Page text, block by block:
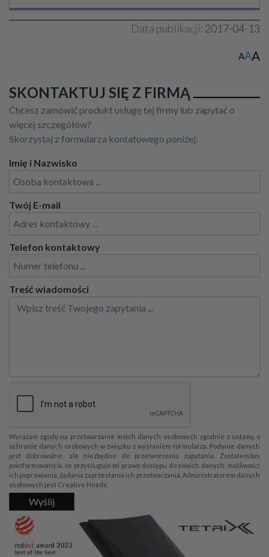
Data publikacji: 2017-04-13
AAA
SKONTAKTUJ SIĘ Z FIRMĄ
Chcesz zamówić produkt usługę tej firmy lub zapytać o
więcej szczegółów?
Skorzystaj z formularza kontatowego poniżej:
Imię i Nazwisko
Twój E-mail
Telefon kontaktowy
Treść wiadomości
Wyrażam zgodę na przetwarzanie moich danych osobowych zgodnie z ustawą o
ochronie danych osobowych w związku z wysłaniem formularza. Podanie danych
jest dobrowolne, ale niezbędne do przetworzenia zapytania. Zostałem/am
poinformowany/a, że przysługuje mi prawo dostępu do swoich danych, możliwości
ich poprawiania, żądania zaprzestania ich przetwarzania. Administratorem danych
osobowych jest Creative Heads.
Wyślij